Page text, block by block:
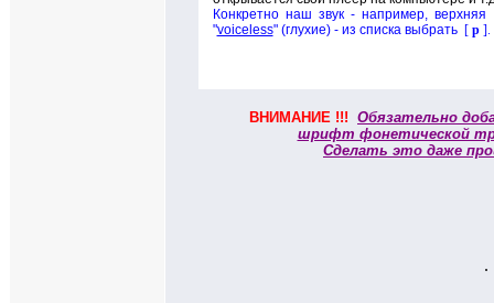
Конкретно наш звук - например,
"voiceless" (глухие) - из списка выбрать [ p ].
ВНИМАНИЕ !!! Обязательно
шрифт фонетической
Сделать это даже
.